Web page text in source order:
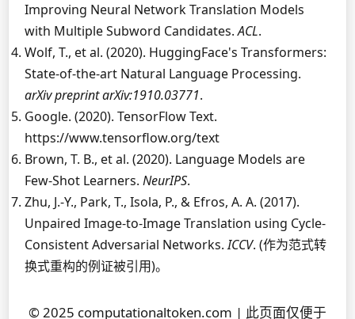
Improving Neural Network Translation Models
with Multiple Subword Candidates.ACL.
Wolf, T., et al. (2020). HuggingFace's Transformers:
State-of-the-art Natural Language Processing.
arXiv preprint arXiv:1910.03771.
Google. (2020). TensorFlow Text.
https://www.tensorflow.org/text
Brown, T. B., et al. (2020). Language Models are
Few-Shot Learners. NeurIPS.
Zhu, J.-Y., Park, T., Isola, P., & Efros, A. A. (2017).
Unpaired Image-to-Image Translation using Cycle-
Consistent Adversarial Networks.ICCV. (作为范式转
换式重构的例证被引用)。
© 2025 computationaltoken.com | 此页面仅便于